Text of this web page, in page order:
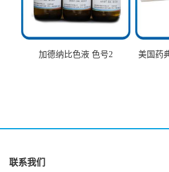
加德纳比色液 色号2
美国药
联系我们